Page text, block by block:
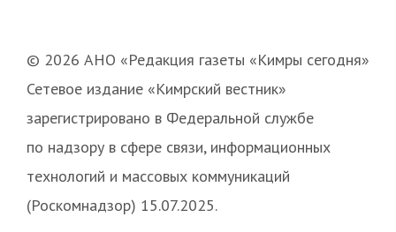
© 2026 АНО «Редакция газеты «Кимры сегодня»
Сетевое издание «Кимрский вестник»
зарегистрировано в Федеральной службе
по надзору в сфере связи, информационных
технологий и массовых коммуникаций
(Роскомнадзор) 15.07.2025.